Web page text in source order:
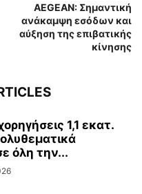
AEGEAN: Σημαντική
ανάκαμψη εσόδων και
αύξηση της επιβατικής
κίνησης
1,1 εκατ.
όλη την...